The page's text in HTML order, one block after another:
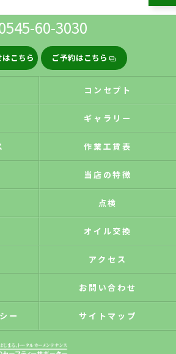
60-3030
こちら ご予約はこちら
コンセプト
ギャラリー
作業工賃表
当店の特徴
点検
オイル交換
アクセス
お問い合わせ
ー サイトマップ